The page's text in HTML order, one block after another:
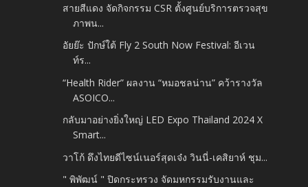
สายสีแดง จัดกิจกรรม CSR ตั้งศูนย์บริการตรวจสุข
ภาพน...
อัยย๊ะ ปักษ์ใต้ Fly 2 South Now Festival: อีเวน
ท์ร...
“Health Rider” ผลงาน “หมอชลน่าน” คว้ารางวัล
ASOICO...
กลับมาอย่างยิ่งใหญ่ LED Expo Thailand 2024 X
Smart...
วาโก้ ดึงไทยดีไซน์เนอร์สุดเจ๋ง วินนี่-เคสิยาห์ ชุม...
" พิพัฒน์ " ปิดกระทรวง จัดมหกรรมรับงานและ